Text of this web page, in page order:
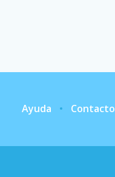
Ayuda Contacto